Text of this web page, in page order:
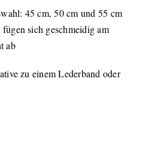
45 cm, 50 cm und 55 cm
sich geschmeidig am
ab
zu einem Lederband oder